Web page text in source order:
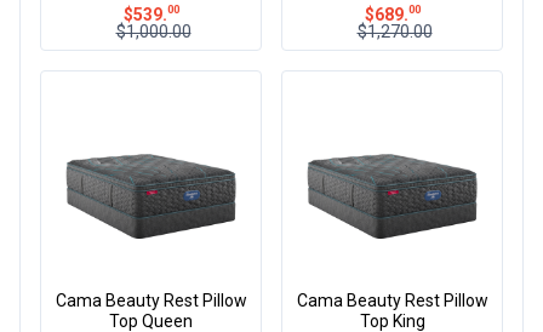
$539.00
$1,000.00
$689.00
$1,270.00
Cama Beauty Rest Pillow
Top Queen
Cama Beauty Rest Pillow
Top King